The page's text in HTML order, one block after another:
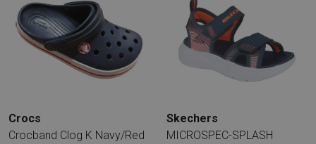
Crocs
Crocband Clog K Navy/Red
Skechers
MICROSPEC-SPLASH